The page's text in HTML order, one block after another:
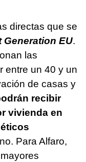
directas que se
Generation EU.
las
entre un 40 y un
de casas y
recibir
vivienda en
Para Alfaro,